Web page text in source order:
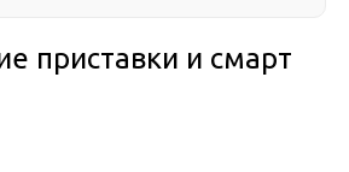
приставки и смарт